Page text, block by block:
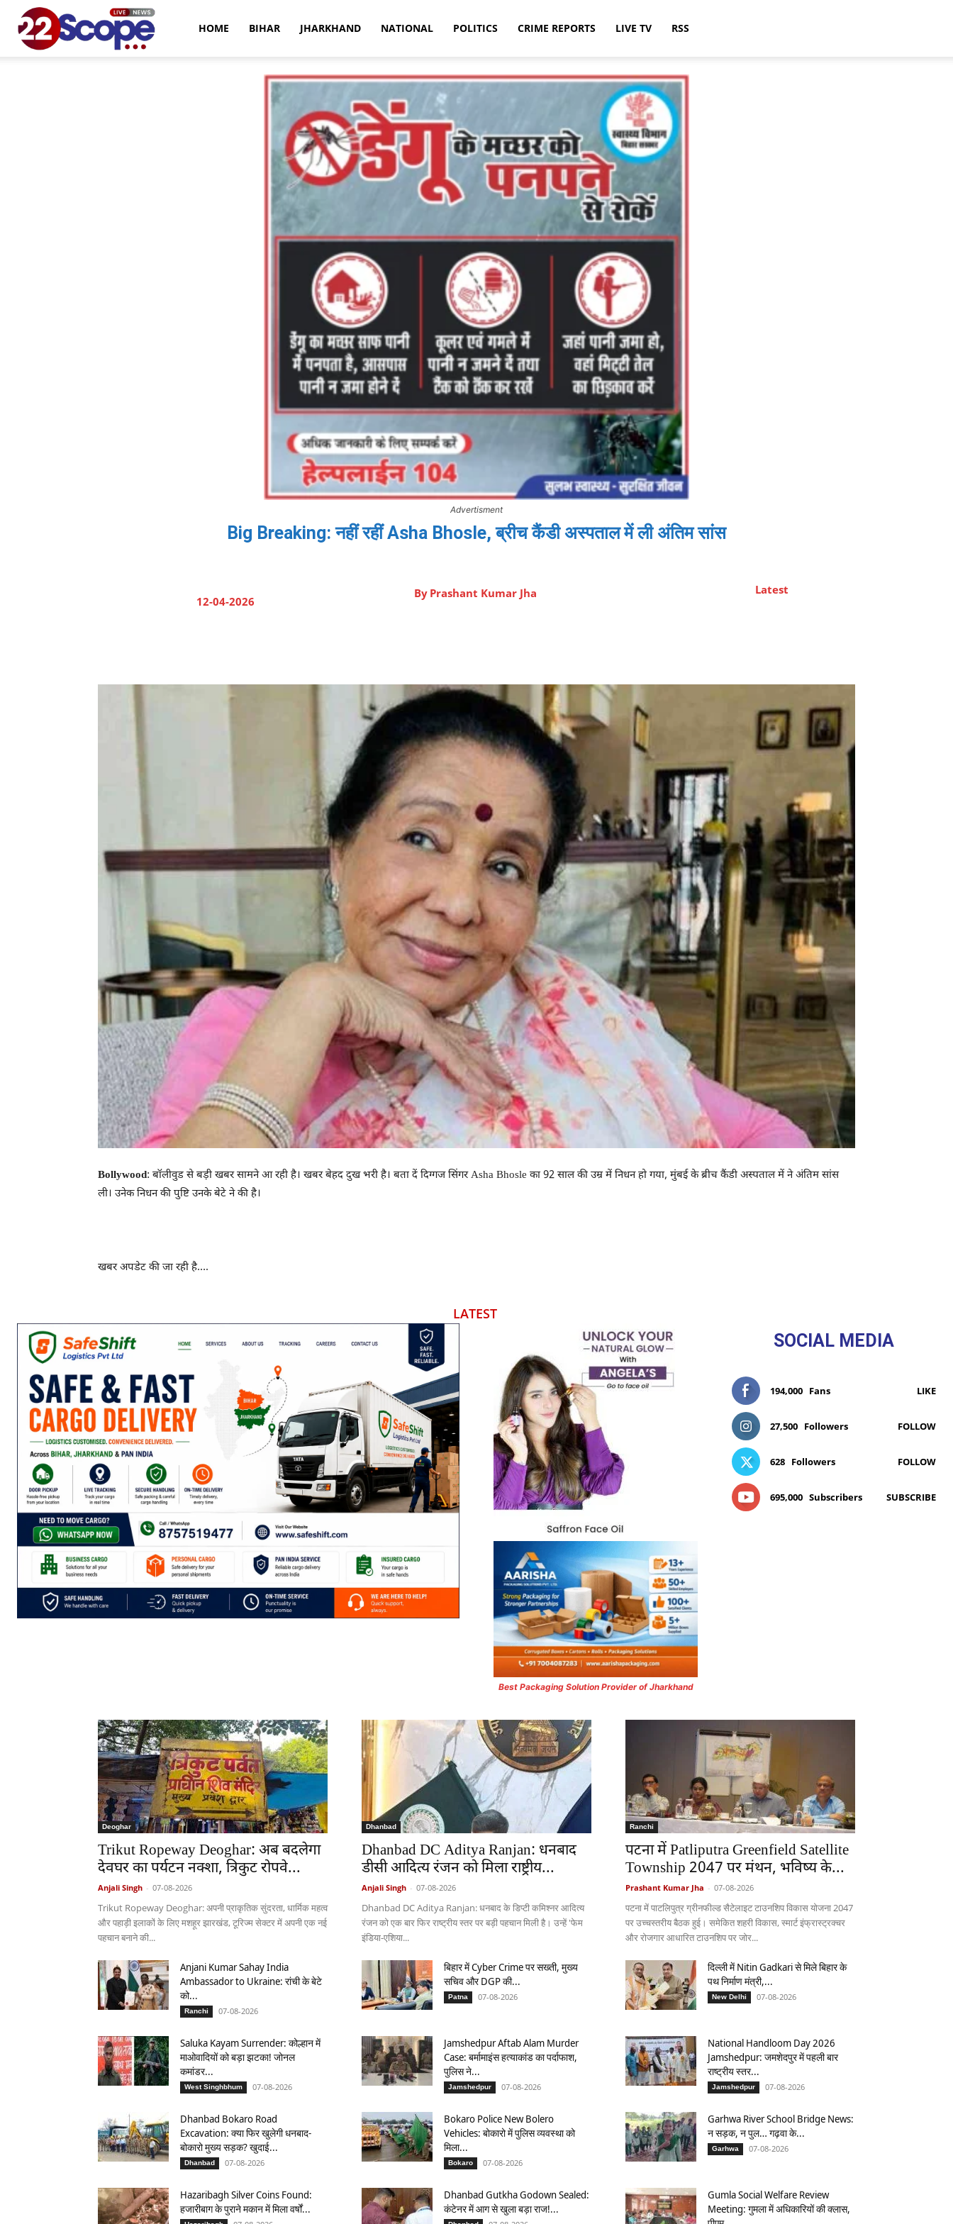
HOME BIHAR JHARKHAND NATIONAL POLITICS CRIME REPORTS LIVE TV RSS
Advertisment
Big Breaking: नहीं रहीं Asha Bhosle, ब्रीच कैंडी अस्पताल में ली अंतिम सांस
12-04-2026
By Prashant Kumar Jha Latest
Bollywood: बॉलीवुड से बड़ी खबर सामने आ रही है। खबर बेहद दुख भरी है। बता दें दिग्गज सिंगर Asha Bhosle का 92 साल की उम्र में निधन हो गया, मुंबई के ब्रीच कैंडी अस्पताल में ने अंतिम सांस
ली। उनेक निधन की पुष्टि उनके बेटे ने की है।
खबर अपडेट की जा रही है….
LATEST
Best Packaging Solution Provider of Jharkhand
SOCIAL MEDIA
194,000 Fans LIKE
27,500 Followers FOLLOW
628 Followers FOLLOW
695,000 Subscribers SUBSCRIBE
Deoghar
Trikut Ropeway Deoghar: अब बदलेगा
देवघर का पर्यटन नक्शा, त्रिकुट रोपवे...
Anjali Singh - 07-08-2026
Trikut Ropeway Deoghar: अपनी प्राकृतिक सुंदरता, धार्मिक महत्व
और पहाड़ी इलाकों के लिए मशहूर झारखंड, टूरिज्म सेक्टर में अपनी एक नई
पहचान बनाने की...
Dhanbad
Dhanbad DC Aditya Ranjan: धनबाद
डीसी आदित्य रंजन को मिला राष्ट्रीय...
Anjali Singh - 07-08-2026
Dhanbad DC Aditya Ranjan: धनबाद के डिप्टी कमिश्नर आदित्य
रंजन को एक बार फिर राष्ट्रीय स्तर पर बड़ी पहचान मिली है। उन्हें 'फेम
इंडिया-एशिया...
Ranchi
पटना में Patliputra Greenfield Satellite
Township 2047 पर मंथन, भविष्य के...
Prashant Kumar Jha - 07-08-2026
पटना में पाटलिपुत्र ग्रीनफील्ड सैटेलाइट टाउनशिप विकास योजना 2047
पर उच्चस्तरीय बैठक हुई। समेकित शहरी विकास, स्मार्ट इंफ्रास्ट्रक्चर
और रोजगार आधारित टाउनशिप पर जोर...
Anjani Kumar Sahay India
Ambassador to Ukraine: रांची के बेटे
को...
Ranchi 07-08-2026
बिहार में Cyber Crime पर सख्ती, मुख्य
सचिव और DGP की...
Patna 07-08-2026
दिल्ली में Nitin Gadkari से मिले बिहार के
पथ निर्माण मंत्री,...
New Delhi 07-08-2026
Saluka Kayam Surrender: कोल्हान में
माओवादियों को बड़ा झटका! जोनल
कमांडर...
West Singhbhum 07-08-2026
Jamshedpur Aftab Alam Murder
Case: बर्मामाइंस हत्याकांड का पर्दाफाश,
पुलिस ने...
Jamshedpur 07-08-2026
National Handloom Day 2026
Jamshedpur: जमशेदपुर में पहली बार
राष्ट्रीय स्तर...
Jamshedpur 07-08-2026
Dhanbad Bokaro Road
Excavation: क्या फिर खुलेगी धनबाद-
बोकारो मुख्य सड़क? खुदाई...
Dhanbad 07-08-2026
Bokaro Police New Bolero
Vehicles: बोकारो में पुलिस व्यवस्था को
मिला...
Bokaro 07-08-2026
Garhwa River School Bridge News:
न सड़क, न पुल… गढ़वा के...
Garhwa 07-08-2026
Hazaribagh Silver Coins Found:
हजारीबाग के पुराने मकान में मिला वर्षों...
Dhanbad Gutkha Godown Sealed:
कंटेनर में आग से खुला बड़ा राज!...
Gumla Social Welfare Review
Meeting: गुमला में अधिकारियों की क्लास,